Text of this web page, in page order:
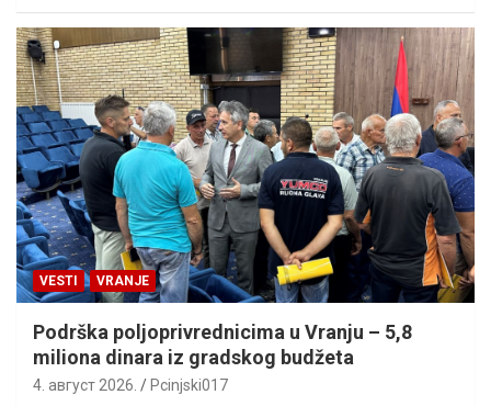
VESTI VRANJE
Podrška poljoprivrednicima u Vranju – 5,8
miliona dinara iz gradskog budžeta
4. август 2026. Pcinjski017